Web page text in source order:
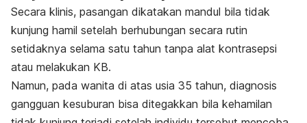
Secara klinis, pasangan dikatakan mandul bila tidak
kunjung hamil setelah berhubungan secara rutin
setidaknya selama satu tahun tanpa alat kontrasepsi
atau melakukan KB.
Namun, pada wanita di atas usia 35 tahun, diagnosis
gangguan kesuburan bisa ditegakkan bila kehamilan